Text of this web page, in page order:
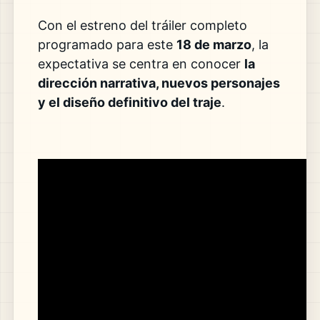
Con el estreno del tráiler completo
programado para este 18 de marzo, la
expectativa se centra en conocer la
dirección narrativa, nuevos personajes
y el diseño definitivo del traje.